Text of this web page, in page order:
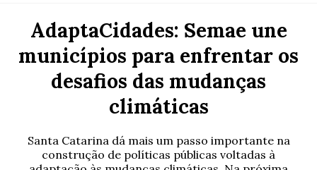
AdaptaCidades: Semae une
municípios para enfrentar os
desafios das mudanças
climáticas
Santa Catarina dá mais um passo importante na
construção de políticas públicas voltadas à